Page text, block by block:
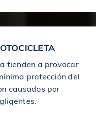
tienden a provocar
protección del
causados ​​por
de un accidente de camión
de peatón